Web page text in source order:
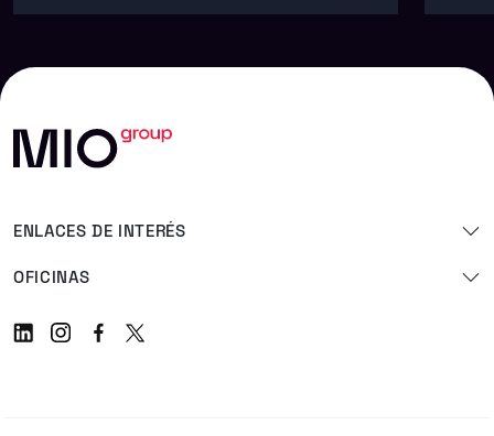
ENLACES DE INTERÉS
OFICINAS
LinkedinInstagram
Facebook
Twitter